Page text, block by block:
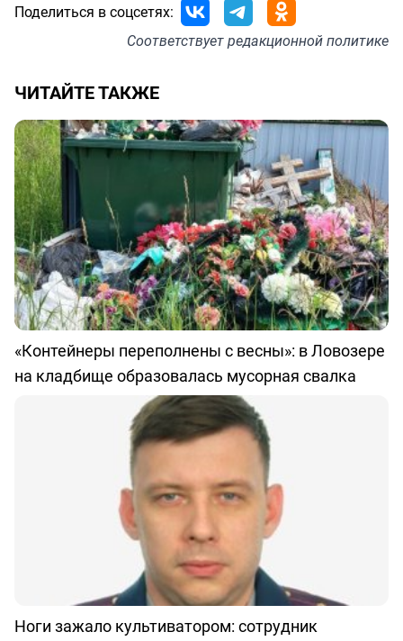
Поделиться в соцсетях:
Соответствуетредакционной политике
ЧИТАЙТЕ ТАКЖЕ
«Контейнеры переполнены с весны»: в Ловозере
на кладбище образовалась мусорная свалка
Ноги зажало культиватором: сотрудник